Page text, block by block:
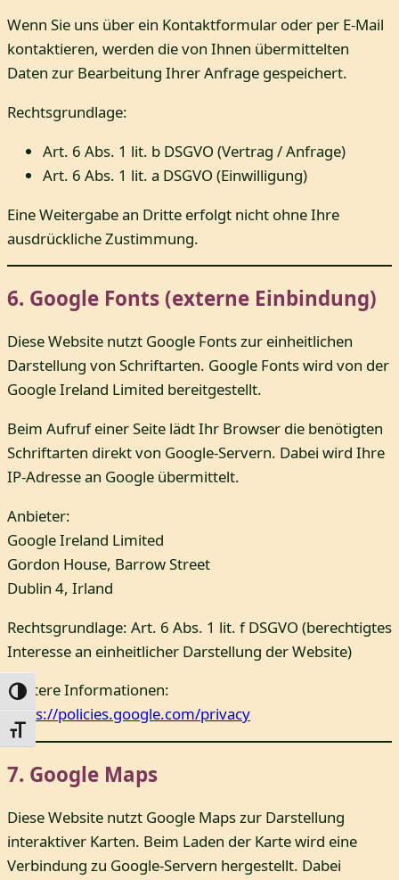
Umschalten auf hohe Kontraste
Schrift vergrößern
Wenn Sie uns über ein Kontaktformular oder per E-Mail
kontaktieren, werden die von Ihnen übermittelten
Daten zur Bearbeitung Ihrer Anfrage gespeichert.
Rechtsgrundlage:
Art. 6 Abs. 1 lit. b DSGVO (Vertrag / Anfrage)
Art. 6 Abs. 1 lit. a DSGVO (Einwilligung)
Eine Weitergabe an Dritte erfolgt nicht ohne Ihre
ausdrückliche Zustimmung.
6. Google Fonts (externe Einbindung)
Diese Website nutzt Google Fonts zur einheitlichen
Darstellung von Schriftarten. Google Fonts wird von der
Google Ireland Limited bereitgestellt.
Beim Aufruf einer Seite lädt Ihr Browser die benötigten
Schriftarten direkt von Google-Servern. Dabei wird Ihre
IP-Adresse an Google übermittelt.
Anbieter:
Google Ireland Limited
Gordon House, Barrow Street
Dublin 4, Irland
Rechtsgrundlage: Art. 6 Abs. 1 lit. f DSGVO (berechtigtes
Interesse an einheitlicher Darstellung der Website)
Weitere Informationen:
https://policies.google.com/privacy
7. Google Maps
Diese Website nutzt Google Maps zur Darstellung
interaktiver Karten. Beim Laden der Karte wird eine
Verbindung zu Google-Servern hergestellt. Dabei